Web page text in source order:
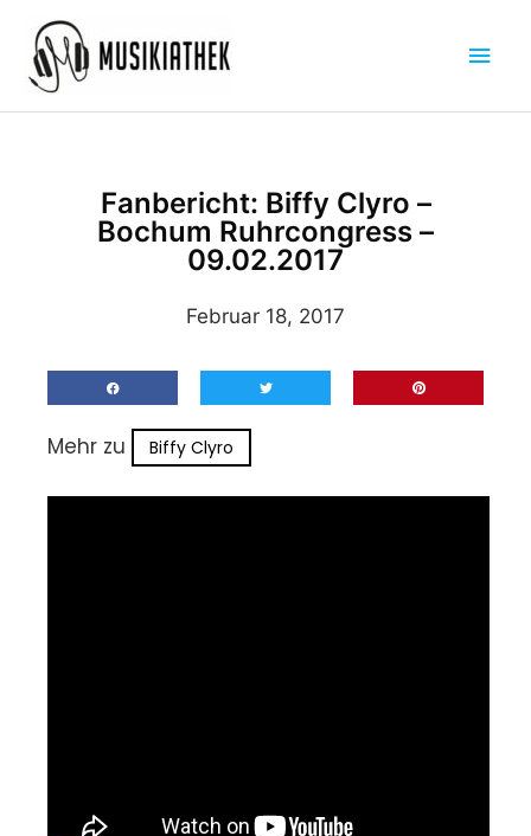
Inhalt
springen
Fanbericht: Biffy Clyro –
Bochum Ruhrcongress –
09.02.2017
Februar 18, 2017
Mehr zu Biffy Clyro